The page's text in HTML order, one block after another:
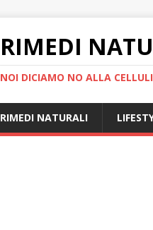
RIMEDI
NOI DICIAMO NO ALLA
RIMEDI NATURALI